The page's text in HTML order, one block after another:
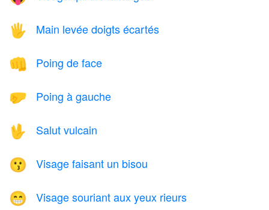
🖐️ Main levée doigts écartés
👊 Poing de face
🤛 Poing à gauche
🖖 Salut vulcain
😗 Visage faisant un bisou
😁 Visage souriant aux yeux rieurs